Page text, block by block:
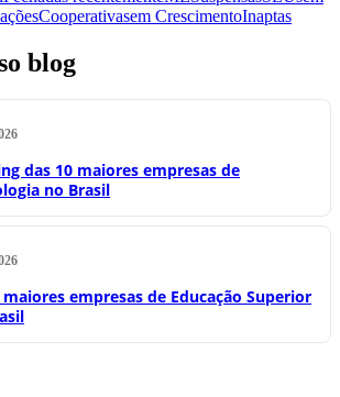
Cooperativasem CrescimentoInaptas
blog
das 10 maiores empresas de
no Brasil
maiores empresas de Educação Superior